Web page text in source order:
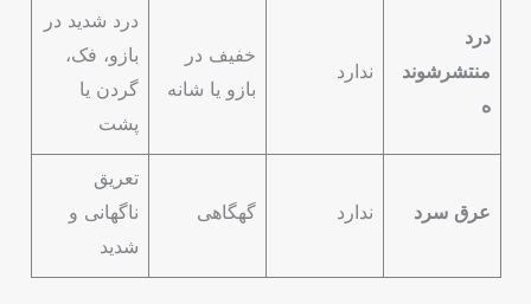
درد
منتشرشوند
ه
ندارد
خفیف در
بازو یا شانه
درد شدید در
بازو، فک،
گردن یا
پشت
عرق سرد ندارد گهگاهی
تعریق
ناگهانی و
شدید